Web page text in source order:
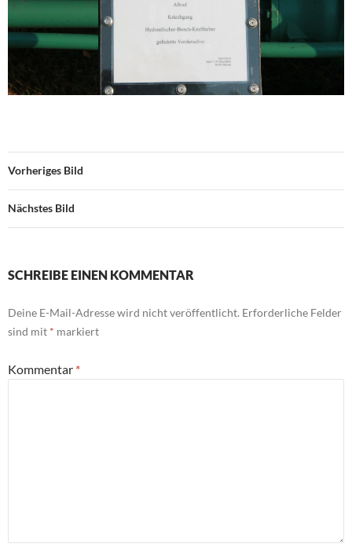
Vorheriges Bild
Nächstes Bild
SCHREIBE EINEN KOMMENTAR
Deine E-Mail-Adresse wird nicht veröffentlicht. Erforderliche Felder
sind mit * markiert
Kommentar *